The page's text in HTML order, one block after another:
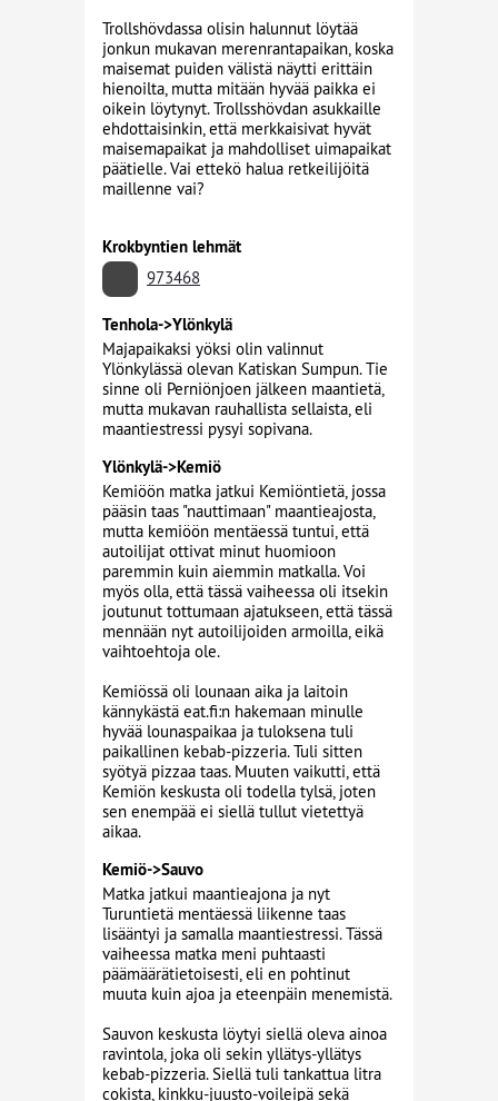
Trollshövdassa olisin halunnut löytää
jonkun mukavan merenrantapaikan, koska
maisemat puiden välistä näytti erittäin
hienoilta, mutta mitään hyvää paikka ei
oikein löytynyt. Trollsshövdan asukkaille
ehdottaisinkin, että merkkaisivat hyvät
maisemapaikat ja mahdolliset uimapaikat
päätielle. Vai ettekö halua retkeilijöitä
maillenne vai?
Krokbyntien lehmät
973468
Tenhola->Ylönkylä
Majapaikaksi yöksi olin valinnut
Ylönkylässä olevan Katiskan Sumpun. Tie
sinne oli Perniönjoen jälkeen maantietä,
mutta mukavan rauhallista sellaista, eli
maantiestressi pysyi sopivana.
Ylönkylä->Kemiö
Kemiöön matka jatkui Kemiöntietä, jossa
pääsin taas "nauttimaan" maantieajosta,
mutta kemiöön mentäessä tuntui, että
autoilijat ottivat minut huomioon
paremmin kuin aiemmin matkalla. Voi
myös olla, että tässä vaiheessa oli itsekin
joutunut tottumaan ajatukseen, että tässä
mennään nyt autoilijoiden armoilla, eikä
vaihtoehtoja ole.
Kemiössä oli lounaan aika ja laitoin
kännykästä eat.fi:n hakemaan minulle
hyvää lounaspaikaa ja tuloksena tuli
paikallinen kebab-pizzeria. Tuli sitten
syötyä pizzaa taas. Muuten vaikutti, että
Kemiön keskusta oli todella tylsä, joten
sen enempää ei siellä tullut vietettyä
aikaa.
Kemiö->Sauvo
Matka jatkui maantieajona ja nyt
Turuntietä mentäessä liikenne taas
lisääntyi ja samalla maantiestressi. Tässä
vaiheessa matka meni puhtaasti
päämäärätietoisesti, eli en pohtinut
muuta kuin ajoa ja eteenpäin menemistä.
Sauvon keskusta löytyi siellä oleva ainoa
ravintola, joka oli sekin yllätys-yllätys
kebab-pizzeria. Siellä tuli tankattua litra
cokista, kinkku-juusto-voileipä sekä